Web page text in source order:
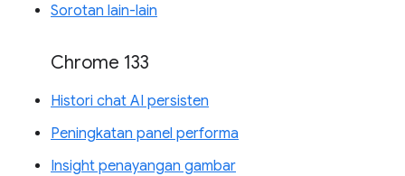
Sorotan lain-lain
Chrome 133
Histori chat AI persisten
Peningkatan panel performa
Insight penayangan gambar